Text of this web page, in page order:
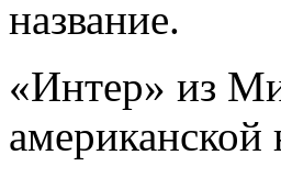
название.
«Интер» из